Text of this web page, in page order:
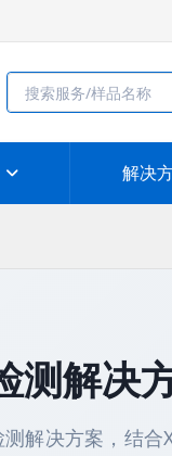
解决
测解决
解决方案，结合